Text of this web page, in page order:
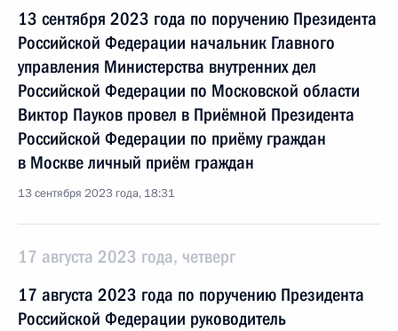
13 сентября 2023 года по поручению Президента
Российской Федерации начальник Главного
управления Министерства внутренних дел
Российской Федерации по Московской области
Виктор Пауков провел в Приёмной Президента
Российской Федерации по приёму граждан
в Москве личный приём граждан
13 сентября 2023 года, 18:31
17 августа 2023 года, четверг
17 августа 2023 года по поручению Президента
Российской Федерации руководитель